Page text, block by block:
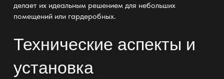
делает их идеальным решением для небольших
помещений или гардеробных.
Технические аспекты и
установка